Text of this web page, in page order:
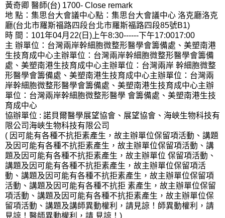
黃奇卿 醫師(台) 1700- Close remark
地 點：集思台大會議中心點：集思台大會議中心 洛克廳洛克
廳(台北市羅斯福路四段台北市羅斯福路四段85號B1)
時 間：101年04月22(日)上午8:30------下午17:0017:00
主 辦單位：台灣兩岸幹細胞微整形醫學會籌備處、美塑南港
生技育成中心主辦單位：台灣兩岸幹細胞微整形醫學會籌備
處、美塑南港生技育成中心主辦單位：台灣兩岸 幹細胞微整
形醫學會籌備處、美塑南港生技育成中心主辦單位：台灣兩
岸幹細胞微整形醫學會籌備處、美塑南港生技育成中心主辦
單位：台灣兩岸幹細胞微整形醫學 會籌備處、美塑南港生技
育成中心
協辦單位 : 諾貝爾醫學展望協會、展望協會、海峽生物科技有
限公司海峽生物科技有限公司
( 因可能有各種不抗拒素產生，故主辦單位保留項活動、講題
及因可能有各種不抗拒素產生，故主辦單位保留項活動、講
題及因可能有各種不抗拒素產生，故主辦單位 保留項活動、
講題及因可能有各種不抗拒素產生，故主辦單位保留項活
動、講題及因可能有各種不抗拒素產生，故主辦單位保留項
活動、講題及因可能有各種不抗拒 素產生，故主辦單位保留
項活動、講題及因可能有各種不抗拒素產生，故主辦單位保
留項活動、講題及講師異動權利，請見諒！師異動權利，請
見諒！醫師異動權利，請 見諒！)